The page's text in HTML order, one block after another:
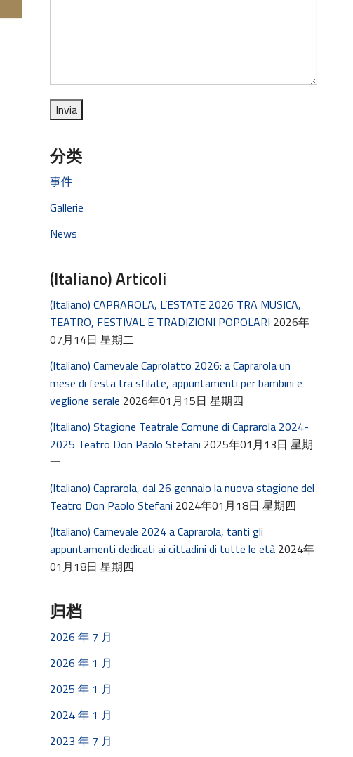
分类
事件
Gallerie
News
(Italiano) Articoli
(Italiano) CAPRAROLA, L’ESTATE 2026 TRA MUSICA,
TEATRO, FESTIVAL E TRADIZIONI POPOLARI 2026年
07月14日 星期二
(Italiano) Carnevale Caprolatto 2026: a Caprarola un
mese di festa tra sfilate, appuntamenti per bambini e
veglione serale 2026年01月15日 星期四
(Italiano) Stagione Teatrale Comune di Caprarola 2024-
2025 Teatro Don Paolo Stefani 2025年01月13日 星期
一
(Italiano) Caprarola, dal 26 gennaio la nuova stagione del
Teatro Don Paolo Stefani 2024年01月18日 星期四
(Italiano) Carnevale 2024 a Caprarola, tanti gli
appuntamenti dedicati ai cittadini di tutte le età 2024年
01月18日 星期四
归档
2026 年 7 月
2026 年 1 月
2025 年 1 月
2024 年 1 月
2023 年 7 月